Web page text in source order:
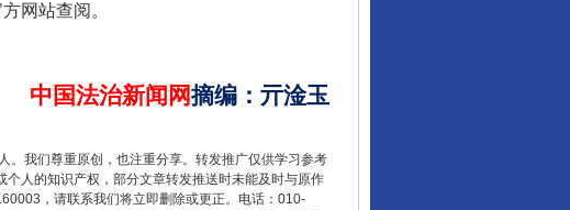
网站查阅。
中国法治新闻网摘编 ： 亓淦玉
。我们尊重原创，也注重分享。转发推广仅供学习参考
人的知识产权，部分文章转发推送时未能及时与原作
，请联系我们将立即删除或更正。电话：010-